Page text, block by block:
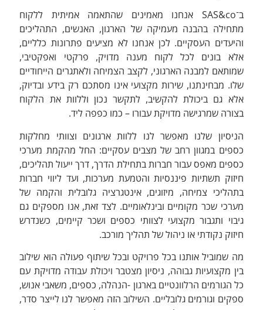
ב־SAS&co אנחנו מאמינים שהתאמה אמיתית ללקוח
מתחילה בהבנה מעמיקה של הארגון, האנשים, התהליכים
והיעדים העסקיים. לכן אנחנו לא מציעים פתרונות כלליים,
אלא בונים לכל לקוח מענה מדויק, פרקטי ואפקטיבי,
שמותאם למבנה הארגוני, לקצב הצמיחה ולאתגרים הייחודיים
שלו. מבחינתנו, שירות מקצועי אינו מסתכם רק בידע ובדיוק,
אלא גם ביכולת להקשיב, לתקשר נכון וללוות את הלקוח
בצורה שמרגישה מדויקת עבורו – כמו כפפה ליד.
הניסיון שלנו מאפשר לנו ללוות ארגונים וצוותי מחלקות
כספים במגוון רחב של מצבים עסקיים: החל מהקמת מערכי
כספים מאפס עבור חברות בתחילת הדרך, דרך ייעול תהליכים,
חיזוק תשתיות פיננסיות והטמעת מערכות, ועד ליווי חברות
בתהליכי צמיחה, מיזוגים, אינטגרציה גלובלית והקמה של
מערכי שכר מקומיים ובינלאומיים. לצד זאת, אנו מספקים גם
גיבוי ותגבור מקצועי לצוותי כספים ושכר קיימים, כשנדרש
חיזוק נקודתי או ניהול של תהליך מורכב.
מה שמוביל אותנו בכל פרויקט ובכל שיתוף פעולה הוא שילוב
בין מקצועיות גבוהה, ניסיון מצטבר ויכולת עבודה מדויקת עם
כל הגורמים הרלוונטיים בארגון -הנהלה, כספים, משאבי אנוש,
ספקים וגורמים גלובליים. השילוב הזה מאפשר לנו לייצר סדר,